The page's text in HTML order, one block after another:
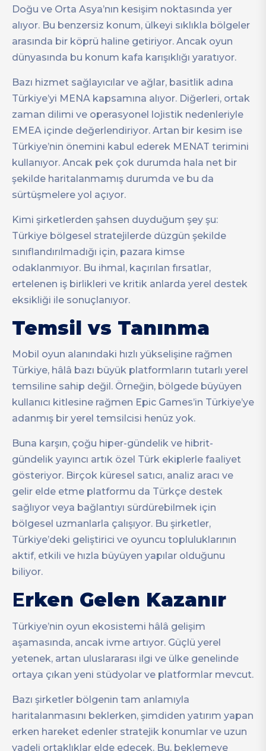
Doğu ve Orta Asya’nın kesişim noktasında yer
alıyor. Bu benzersiz konum, ülkeyi sıklıkla bölgeler
arasında bir köprü haline getiriyor. Ancak oyun
dünyasında bu konum kafa karışıklığı yaratıyor.
Bazı hizmet sağlayıcılar ve ağlar, basitlik adına
Türkiye’yi MENA kapsamına alıyor. Diğerleri, ortak
zaman dilimi ve operasyonel lojistik nedenleriyle
EMEA içinde değerlendiriyor. Artan bir kesim ise
Türkiye’nin önemini kabul ederek MENAT terimini
kullanıyor. Ancak pek çok durumda hala net bir
şekilde haritalanmamış durumda ve bu da
sürtüşmelere yol açıyor.
Kimi şirketlerden şahsen duyduğum şey şu:
Türkiye bölgesel stratejilerde düzgün şekilde
sınıflandırılmadığı için, pazara kimse
odaklanmıyor. Bu ihmal, kaçırılan fırsatlar,
ertelenen iş birlikleri ve kritik anlarda yerel destek
eksikliği ile sonuçlanıyor.
Temsil vs Tanınma
Mobil oyun alanındaki hızlı yükselişine rağmen
Türkiye, hâlâ bazı büyük platformların tutarlı yerel
temsiline sahip değil. Örneğin, bölgede büyüyen
kullanıcı kitlesine rağmen Epic Games’in Türkiye’ye
adanmış bir yerel temsilcisi henüz yok.
Buna karşın, çoğu hiper-gündelik ve hibrit-
gündelik yayıncı artık özel Türk ekiplerle faaliyet
gösteriyor. Birçok küresel satıcı, analiz aracı ve
gelir elde etme platformu da Türkçe destek
sağlıyor veya bağlantıyı sürdürebilmek için
bölgesel uzmanlarla çalışıyor. Bu şirketler,
Türkiye’deki geliştirici ve oyuncu topluluklarının
aktif, etkili ve hızla büyüyen yapılar olduğunu
biliyor.
Erken Gelen Kazanır
Türkiye’nin oyun ekosistemi hâlâ gelişim
aşamasında, ancak ivme artıyor. Güçlü yerel
yetenek, artan uluslararası ilgi ve ülke genelinde
ortaya çıkan yeni stüdyolar ve platformlar mevcut.
Bazı şirketler bölgenin tam anlamıyla
haritalanmasını beklerken, şimdiden yatırım yapan
erken hareket edenler stratejik konumlar ve uzun
vadeli ortaklıklar elde edecek. Bu, beklemeye